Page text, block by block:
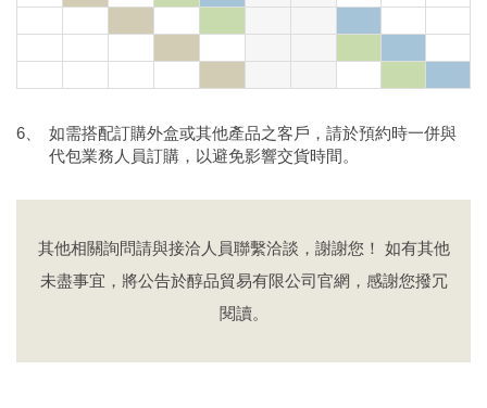
如需搭配訂購外盒或其他產品之客戶，請於預約時一併與
代包業務人員訂購，以避免影響交貨時間。
其他相關詢問請與接洽人員聯繫洽談，謝謝您！ 如有其他
未盡事宜，將公告於醇品貿易有限公司官網，感謝您撥冗
閱讀。